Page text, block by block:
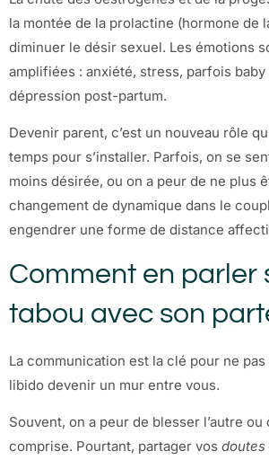
la montée de la prolactine (hormone de
diminuer le désir sexuel. Les émotions
amplifiées : anxiété, stress, parfois baby
dépression post-partum.
Devenir parent, c’est un nouveau rôle
temps pour s’installer. Parfois, on se
moins désirée, ou on a peur de ne plus
changement de dynamique dans le
engendrer une forme de distance
Comment en parler
tabou avec son
La communication est la clé pour ne
libido devenir un mur entre vous.
Souvent, on a peur de blesser l’autre ou
comprise. Pourtant, partager vos doutes